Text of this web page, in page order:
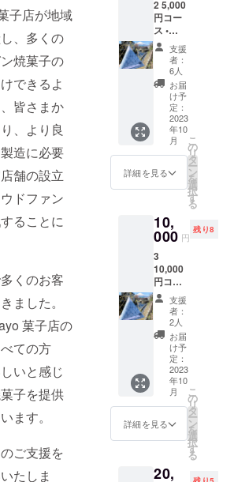
子店が地域
、多くの
焼菓子の
できるよ
皆さまか
、より良
造に必要
舗の設立
ドファン
ることに
くのお客
ました。
菓子店の
ての方
いと感じ
子を提供
ます。
ご支援を
たしま
リー（※
アレル
ギー非
対応)の
グラ
ノーラ
雑穀米
せんべ
い（黒
米/赤
米、か
おり
米、国
産）
キヌア&
アマラ
ンサ
ス、有
機ゴ
マ、
オーガ
ニック
レーズ
ン、ク
ランベ
リー、
アーモ
ンド、
くる
み、フ
ラワー
ミネラ
2 5,000
円コー
ス •
メッ
セージ
カード •
オリジ
ナル紅
茶1個
2.5g
（ヴァ
ローナ
さん、
手作り
ティー
パック/
（鹿児
島県
産）、
ローズ
バッ
ト） •
mayo
菓子店
『富士
山の
じゃり
（玄米
グラ
ノー
ラ）』1
個65g
製造よ
支援
者：
6人
お届
け予
定：
2023
年10
月
詳細を見る
こ
の
リ
タ
ー
ン
を
選
択
す
る
10,
000 円
残り8
3
10,000
円コー
ス •
メッ
セージ
カード
mayo
菓子店
玄米グ
ラノー
ラ1個
65g
•
mayo
オリジ
支援
者：
2人
お届
け予
定：
2023
年10
月
詳細を見る
こ
の
リ
タ
ー
ン
を
選
択
す
る
20,